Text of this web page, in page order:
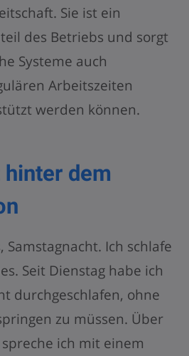
Sie ist ein
des Betriebs und sorgt
Systeme auch
Arbeitszeiten
werden können.
dem
Samstagnacht. Ich schlafe
Seit Dienstag habe ich
durchgeschlafen, ohne
zu müssen. Über
ich mit einem